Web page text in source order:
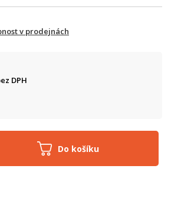
v prodejnách
Do košíku
DPH